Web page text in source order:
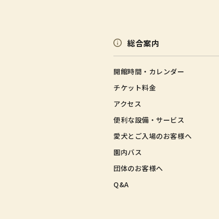
総合案内
開館時間・カレンダー
チケット料金
アクセス
便利な設備・サービス
愛犬とご入場のお客様へ
園内バス
団体のお客様へ
Q&A